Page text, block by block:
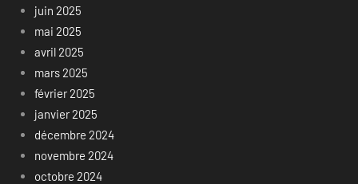
juin 2025
mai 2025
avril 2025
mars 2025
février 2025
janvier 2025
décembre 2024
novembre 2024
octobre 2024